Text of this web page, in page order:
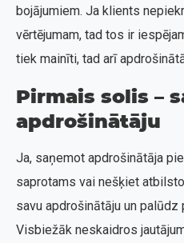
bojājumiem. Ja klients
vērtējumam, tad tos ir
tiek mainīti, tad arī
Pirmais solis –
apdrošinātāju
Ja, saņemot apdrošinātāja
saprotams vai nešķiet
savu apdrošinātāju un palūdz
Visbiežāk neskaidros